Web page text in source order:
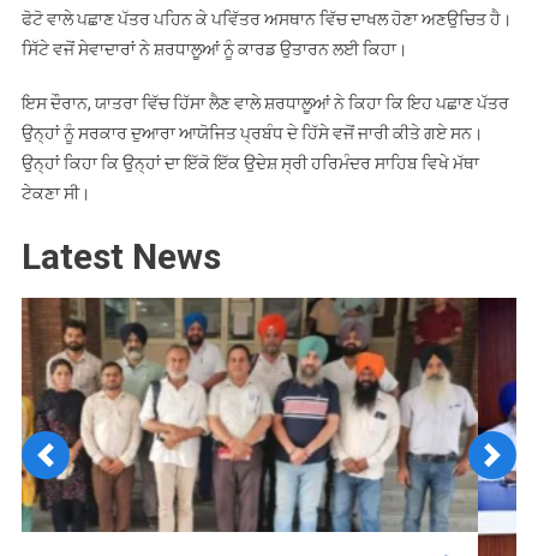
ਫੋਟੋ ਵਾਲੇ ਪਛਾਣ ਪੱਤਰ ਪਹਿਨ ਕੇ ਪਵਿੱਤਰ ਅਸਥਾਨ ਵਿੱਚ ਦਾਖਲ ਹੋਣਾ ਅਣਉਚਿਤ ਹੈ।
ਸਿੱਟੇ ਵਜੋਂ ਸੇਵਾਦਾਰਾਂ ਨੇ ਸ਼ਰਧਾਲੂਆਂ ਨੂੰ ਕਾਰਡ ਉਤਾਰਨ ਲਈ ਕਿਹਾ।
ਇਸ ਦੌਰਾਨ, ਯਾਤਰਾ ਵਿੱਚ ਹਿੱਸਾ ਲੈਣ ਵਾਲੇ ਸ਼ਰਧਾਲੂਆਂ ਨੇ ਕਿਹਾ ਕਿ ਇਹ ਪਛਾਣ ਪੱਤਰ
ਉਨ੍ਹਾਂ ਨੂੰ ਸਰਕਾਰ ਦੁਆਰਾ ਆਯੋਜਿਤ ਪ੍ਰਬੰਧ ਦੇ ਹਿੱਸੇ ਵਜੋਂ ਜਾਰੀ ਕੀਤੇ ਗਏ ਸਨ।
ਉਨ੍ਹਾਂ ਕਿਹਾ ਕਿ ਉਨ੍ਹਾਂ ਦਾ ਇੱਕੋ ਇੱਕ ਉਦੇਸ਼ ਸ੍ਰੀ ਹਰਿਮੰਦਰ ਸਾਹਿਬ ਵਿਖੇ ਮੱਥਾ
ਟੇਕਣਾ ਸੀ।
Latest News
Previous Next